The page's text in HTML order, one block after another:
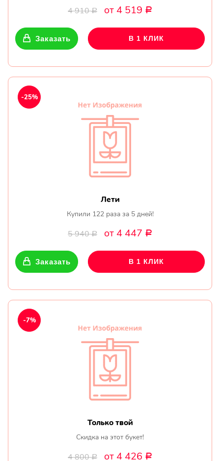
4 910Р от 4 519 Р
Заказать В 1 КЛИК
Лети
Купили 122 раза за 5 дней!
5 940Р от 4 447 Р
-25%
Заказать В 1 КЛИК
Только твой
Скидка на этот букет!
4 800Р от 4 426 Р
-7%